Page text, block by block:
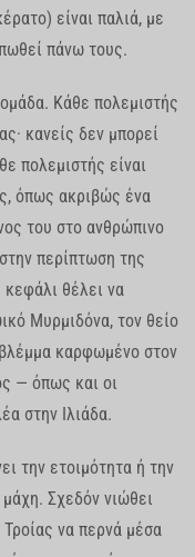
είναι παλιά, με
πάνω τους.
Κάθε πολεμιστής
κανείς δεν μπορεί
πολεμιστής είναι
όπως ακριβώς ένα
του στο ανθρώπινο
περίπτωση της
θέλει να
Μυρμιδόνα, τον θείο
καρφωμένο στον
— όπως και οι
στην Ιλιάδα.
την ετοιμότητα ή την
Σχεδόν νιώθει
να περνά μέσα